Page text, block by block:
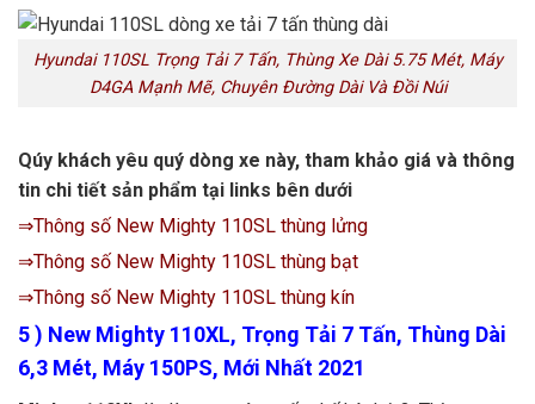
Hyundai 110SL Trọng Tải 7 Tấn, Thùng Xe Dài 5.75 Mét, Máy
D4GA Mạnh Mẽ, Chuyên Đường Dài Và Đồi Núi
Qúy khách yêu quý dòng xe này, tham khảo giá và thông
tin chi tiết sản phẩm tại links bên dưới
⇒Thông số New Mighty 110SL thùng lửng
⇒Thông số New Mighty 110SL thùng bạt
⇒Thông số New Mighty 110SL thùng kín
5) New Mighty 110XL, Trọng Tải 7 Tấn, Thùng Dài
6,3 Mét, Máy 150PS, Mới Nhất 2021